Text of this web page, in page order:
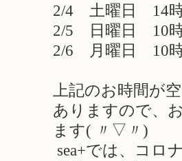
2/4 土曜日 14
2/5 日曜日 10時
2/6 月曜日 10時
上記のお時間が
ありますので、
ます( 〃▽〃)
sea+では、コロ